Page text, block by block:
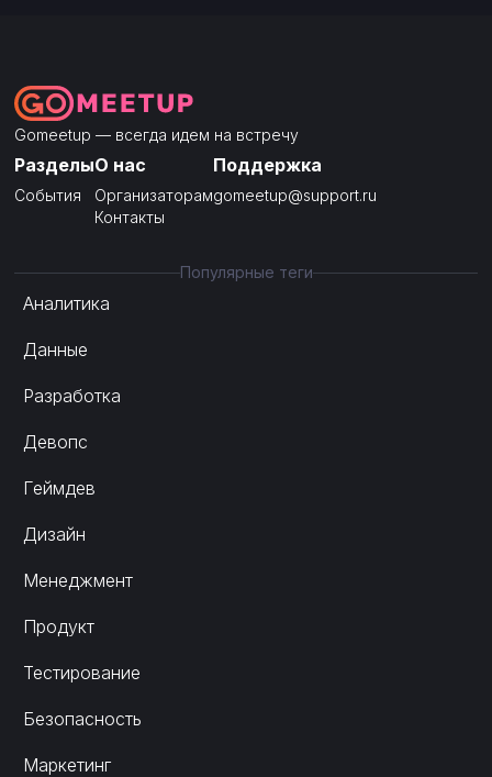
Gomeetup — всегда идем на встречу
Разделы
События
О нас
Организаторам
Контакты
Поддержка
gomeetup@support.ru
Популярные теги
Аналитика
Данные
Разработка
Девопс
Геймдев
Дизайн
Менеджмент
Продукт
Тестирование
Безопасность
Маркетинг